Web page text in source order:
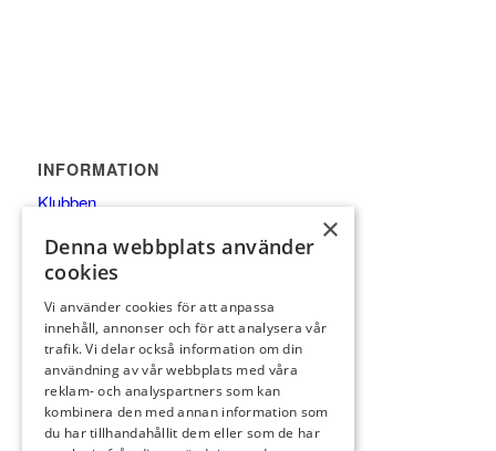
INFORMATION
Klubben
Banan
Medlem
Junior
Tävlingar
PRO
×
Denna webbplats använder
cookies
Vi använder cookies för att anpassa
innehåll, annonser och för att analysera vår
trafik. Vi delar också information om din
användning av vår webbplats med våra
reklam- och analyspartners som kan
kombinera den med annan information som
du har tillhandahållit dem eller som de har